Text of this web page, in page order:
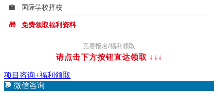
🏫 国际学校择校
🎁 免费领取福利资料
竞赛报名/福利领取
请点击下方按钮直达领取 ↓↓↓
项目咨询+福利领取
💬 微信咨询